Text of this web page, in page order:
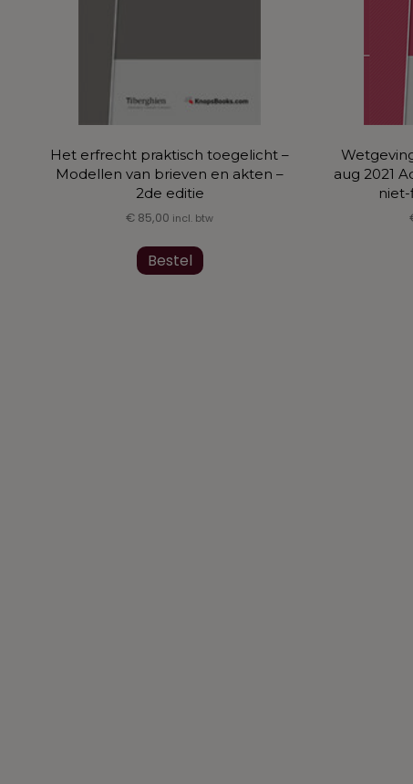
Het erfrecht praktisch toegelicht –
Modellen van brieven en akten –
2de editie
€ 85,00 incl. btw
Bestel product
aug 2021